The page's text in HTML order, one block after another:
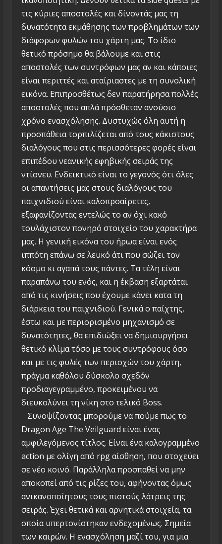
τις κύριες αποστολές και δίνοντάς μας τη
δυνατότητα εκμάθησης των προβλημάτων των
διάφορων φυλών του χάρτη μας. Το ίδιο
θετικό πρόσημο θα βάλουμε και στις
αποστολές των συντρόφων μας αν και κάποιες
είναι περιττές και αταίριαστες με τη συνολική
εικόνα. Επιπροσθέτως δεν παρατήρησα πολλές
αποστολές που απλά πρόσθεταν ανούσιο
χρόνο ενασχόλησης. Δυστυχώς όλη αυτή η
προσπάθεια τορπιλίζεται από τους κάκιστους
διαλόγους που στις περισσότερες φορές είναι
επιπέδου νεανικής εφηβικής σειράς της
ντίσνευ. Ενδεικτικό είναι το γεγονός ότι όλες
οι απαντήσεις μας στους διαλόγους του
παιχνιδιού είναι καλοπροαίρετες,
εξαφανίζοντας εντελώς το αν όχι κακό
τουλάχιστον πονηρό στοιχείο του χαρακτήρα
μας. Η γενική εικόνα του ήρωα είναι ενός
ιππότη επάνω σε λευκό άτι που σώζει τον
κόσμο κι αγαπά τους πάντες. Τα τέλη είναι
παραπάνω του ενός, και η έκβαση εξαρτάται
από τις κινήσεις που έχουμε κάνει κατα τη
διάρκεια του παιχνιδιού. Γενικά ο παίχτης,
έστω και με περιορισμένο μηχανισμό σε
δυνατότητες, θα επιδιώξει να δημιουργήσει
θετικό κλίμα τόσο με τους συντρόφους όσο
και με τις φυλές των περιοχών του χάρτη,
πράγμα καθόλου δύσκολο σχεδόν
προδιαγεγραμμένο, προκειμένου να
διευκολύνει τη νίκη στο τελικό Boss.
Συνοψίζοντας μπορούμε να πούμε πως το
Dragon Age The Veilguard είναι ένας
αμφιλεγόμενος τίτλος. Είναι ένα καλογραμμένο
action με ολίγη από rpg αίσθηση, που στοχεύει
σε νέο κοινό. Παράλληλα προσπαθεί να μην
αποκοπεί από τις ρίζες του, αφήνοντας όμως
ανικανοποίητους τους πιστούς λάτρεις της
σειράς. Έχει θετικά και αρνητικά στοιχεία, τα
οποία υπερτονίστηκαν ενδεχομένως. Σημεία
των καιρών. Η ενασχόληση μαζί του, για μια